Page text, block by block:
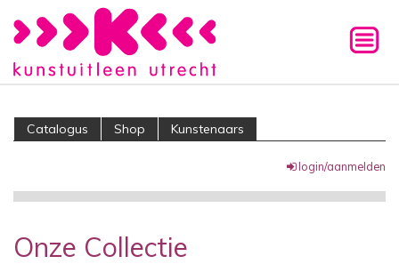
Catalogus Shop Kunstenaars
login/aanmelden
Onze Collectie